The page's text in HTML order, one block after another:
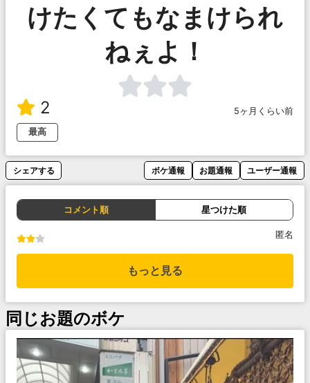
けたくてもなまけられ
ねぇよ！
2
5ヶ月くらい前
最高
シェアする ボケ通報 お題通報 ユーザー通報
コメント順 星つけた順
匿名
もっと見る
同じお題のボケ